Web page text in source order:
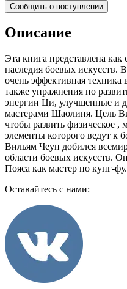
Сообщить о поступлении
Описание
Эта книга представлена как
наследия боевых искусств.
очень эффективная
также упражнения по
энергии Ци, улучшенные и
мастерами Шаолиня. Цель
чтобы развить физическое ,
элементы которого ведут к
Вильям Чеун добился
области боевых искусств.
Пояса как мастер по кунг-фу.
Оставайтесь с нами: